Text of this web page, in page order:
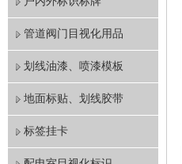
管道阀门目视化用品
划线油漆、喷漆模板
地面标贴、划线胶带
标签挂卡